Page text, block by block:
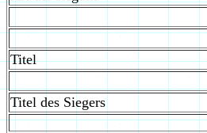
Titel
Titel des Siegers